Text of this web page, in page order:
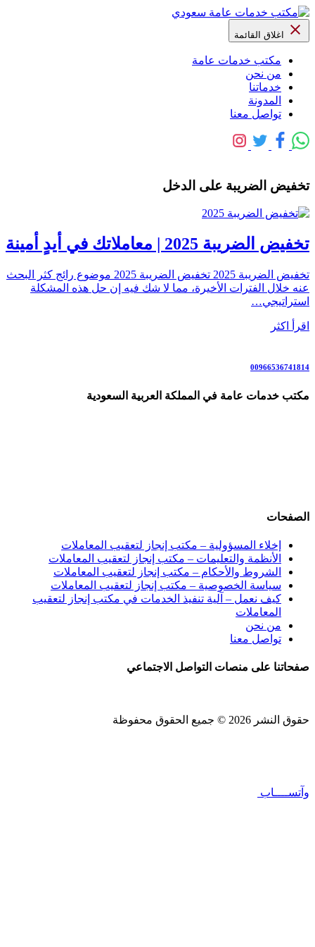
اغلاق القائمة
مكتب خدمات عامة
من نحن
خدماتنا
المدونة
تواصل معنا
تخفيض الضريبة على الدخل
تخفيض الضريبة 2025 | معاملاتك في أيدٍ أمينة
تخفيض الضريبة 2025 تخفيض الضريبة 2025 موضوع رائج كثر البحث
عنه خلال الفترات الأخيرة، مما لا شك فيه إن حل هذه المشكلة
استراتيجي…
اقرأ اكثر
00966536741814
مكتب خدمات عامة في المملكة العربية السعودية
الصفحات
إخلاء المسؤولية – مكتب إنجاز لتعقيب المعاملات
الأنظمة والتعليمات – مكتب إنجاز لتعقيب المعاملات
الشروط والأحكام – مكتب إنجاز لتعقيب المعاملات
سياسة الخصوصية – مكتب إنجاز لتعقيب المعاملات
كيف نعمل – آلية تنفيذ الخدمات في مكتب إنجاز لتعقيب
المعاملات
من نحن
تواصل معنا
صفحاتنا على منصات التواصل الاجتماعي
حقوق النشر 2026 © جميع الحقوق محفوظة
وآتســــاب